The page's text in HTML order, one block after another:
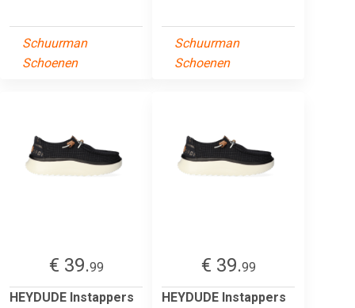
Schuurman
Schoenen
Schuurman
Schoenen
€ 39.99
HEYDUDE Instappers
€ 39.99
HEYDUDE Instappers